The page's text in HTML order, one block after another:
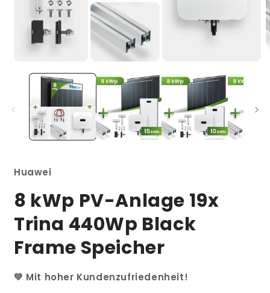
Huawei
8 kWp PV-Anlage 19x
Trina 440Wp Black
Frame Speicher
💚 Mit hoher Kundenzufriedenheit!